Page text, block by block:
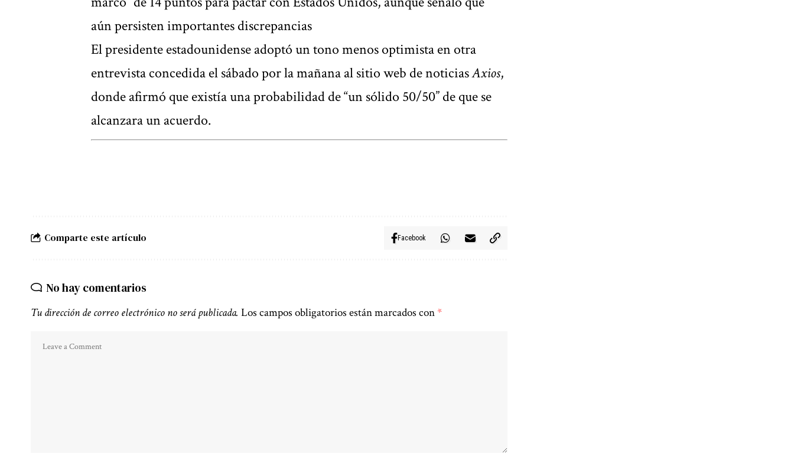
aún persisten importantes discrepancias
El presidente estadounidense adoptó un tono menos optimista en otra
entrevista concedida el sábado por la mañana al sitio web de noticiasAxios,
donde afirmó que existía una probabilidad de “un sólido 50/50” de que se
alcanzara un acuerdo.
Comparte este artículo Facebook
No hay comentarios
Tu dirección de correo electrónico no será publicada. Los campos obligatorios están marcados con*